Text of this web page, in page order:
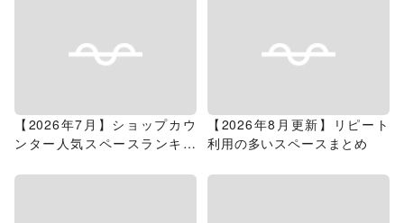
【2026年7月】ショップカウ
ンター人気スペースランキン
【2026年8月更新】リピート
利用の多いスペースまとめ